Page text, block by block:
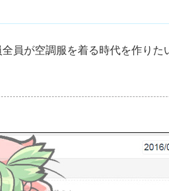
員が空調服を着る時代を作りた